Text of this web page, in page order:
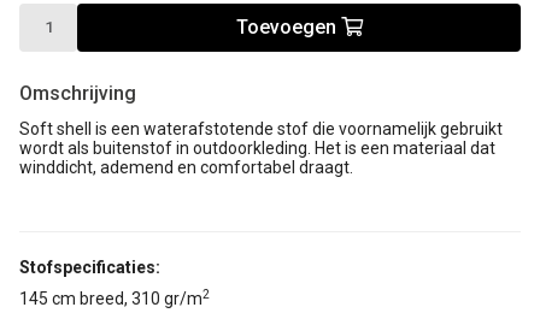
Toevoegen
Omschrijving
Soft shell is een waterafstotende stofdie voornamelijk gebruikt
wordt als buitenstof in outdoorkleding. Het is een materiaal dat
winddicht, ademend en comfortabel draagt.
Stofspecificaties:
145 cm breed, 310 gr/m2